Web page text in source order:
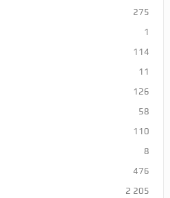
275
1
114
11
126
58
110
8
476
2 205